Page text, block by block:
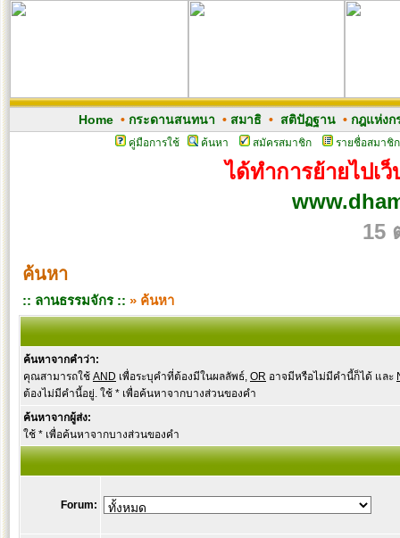
Home• กระดานสนทนา • สมาธิ• สติปัฏฐาน• กฎแห่งก
คู่มือการใช้ ค้นหา สมัครสมาชิก รายชื่อสมาชิก
ได้ทำการย้ายไปเ
15
ค้นหา
:: ลานธรรมจักร :: » ค้นหา
ค้นหาจากคำว่า:
คุณสามารถใช้ AND เพื่อระบุคำที่ต้องมีในผลลัพธ์, OR อาจมีหรือไม่มีคำนี้ก็ได้ และ
ต้องไม่มีคำนี้อยู่. ใช้ * เพื่อค้นหาจากบางส่วนของคำ
ค้นหาจากผู้ส่ง:
ใช้ * เพื่อค้นหาจากบางส่วนของคำ
Forum: